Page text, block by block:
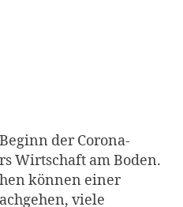
der Corona-
Wirtschaft am Boden.
können einer
viele